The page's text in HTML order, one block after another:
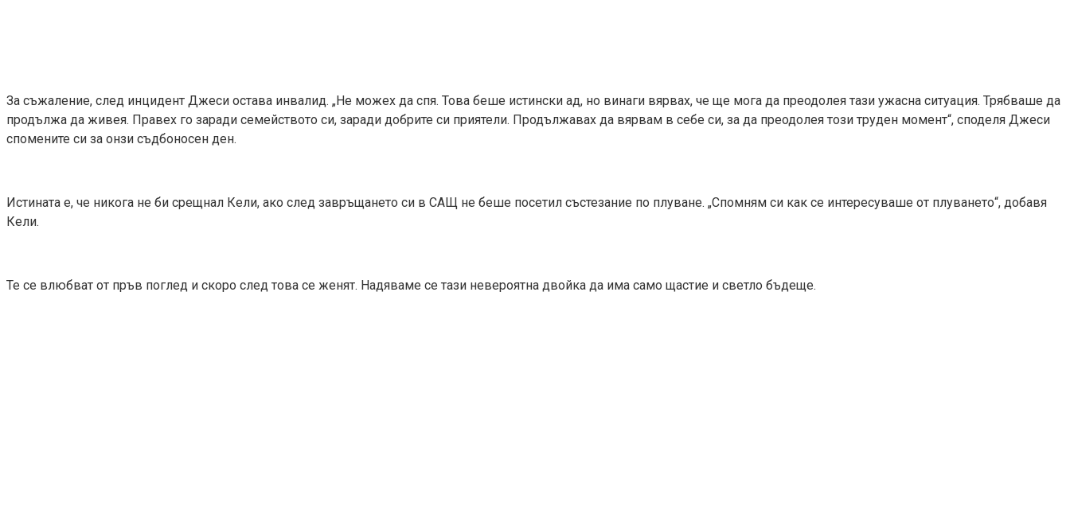
За съжаление, след инцидент Джеси остава инвалид. „Не можех да спя. Това беше истински ад, но винаги вярвах, че ще мога да преодолея тази ужасна ситуация. Трябваше да
продължа да живея. Правех го заради семейството си, заради добрите си приятели. Продължавах да вярвам в себе си, за да преодолея този труден момент“, споделя Джеси
спомените си за онзи съдбоносен ден.
Истината е, че никога не би срещнал Кели, ако след завръщането си в САЩ не беше посетил състезание по плуване. „Спомням си как се интересуваше от плуването“, добавя
Кели.
Те се влюбват от пръв поглед и скоро след това се женят. Надяваме се тази невероятна двойка да има само щастие и светло бъдеще.